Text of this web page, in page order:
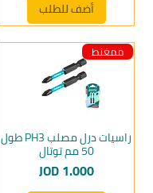
أضف للطلب
ممغنط
راسيات درل مصلب PH3 طول
50 مم توتال
السعر
JOD 1.000